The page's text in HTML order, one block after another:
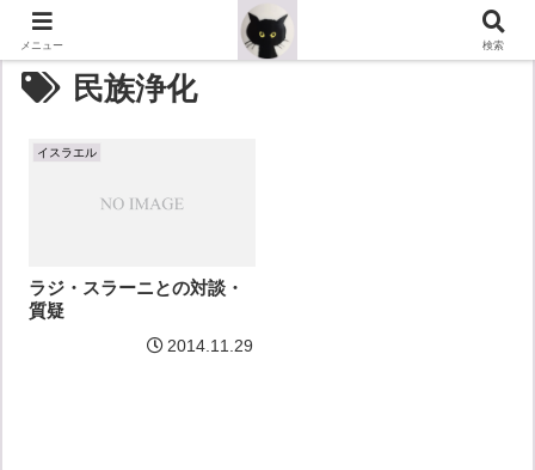
民族浄化
イスラエル
ラジ・スラーニとの対談・
質疑
2014.11.29
メニュー 検索